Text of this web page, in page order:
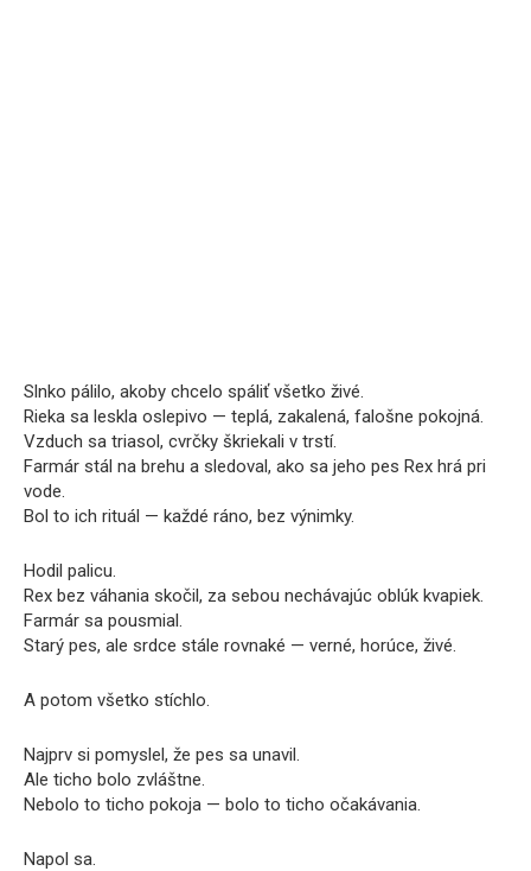
Slnko pálilo, akoby chcelo spáliť všetko živé.
Rieka sa leskla oslepivo — teplá, zakalená, falošne pokojná.
Vzduch sa triasol, cvrčky škriekali v trstí.
Farmár stál na brehu a sledoval, ako sa jeho pes Rex hrá pri
vode.
Bol to ich rituál — každé ráno, bez výnimky.
Hodil palicu.
Rex bez váhania skočil, za sebou nechávajúc oblúk kvapiek.
Farmár sa pousmial.
Starý pes, ale srdce stále rovnaké — verné, horúce, živé.
A potom všetko stíchlo.
Najprv si pomyslel, že pes sa unavil.
Ale ticho bolo zvláštne.
Nebolo to ticho pokoja — bolo to ticho očakávania.
Napol sa.